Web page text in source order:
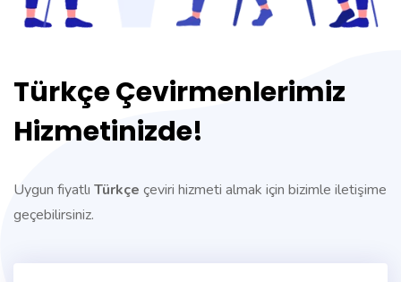
Türkçe Çevirmenlerimiz
Hizmetinizde!
Uygun fiyatlı Türkçe çeviri hizmeti almak için bizimle iletişime
geçebilirsiniz.